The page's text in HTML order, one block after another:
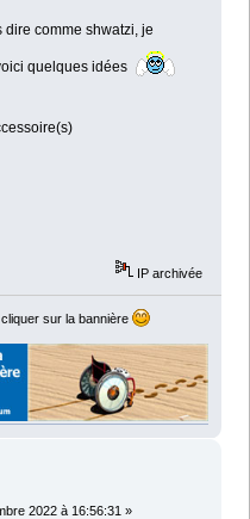
dire comme shwatzi, je
quelques idées
IP archivée
sur la bannière
2022 à 16:56:31 »